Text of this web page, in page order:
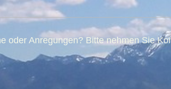
oder Anregungen? Bitte nehmen Sie